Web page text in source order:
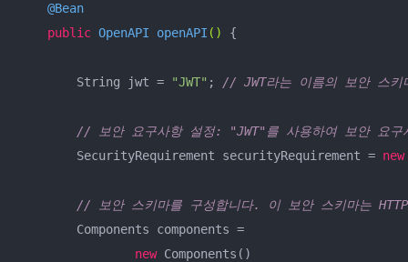
@Bean
public OpenAPI openAPI () {
        String jwt =
"JWT" ; // JWT라는 이름의 보안 스키
// 보안 요구사항 설정: "JWT"를 사용하여 보안 요구
        SecurityRequirement securityRequirement =
new
// 보안 스키마를 구성합니다. 이 보안 스키마는
        Components components =
new Components()